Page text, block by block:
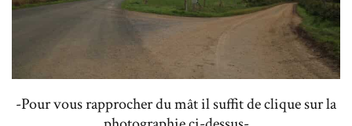
-Pour vous rapprocher du mât il suffit de clique sur la